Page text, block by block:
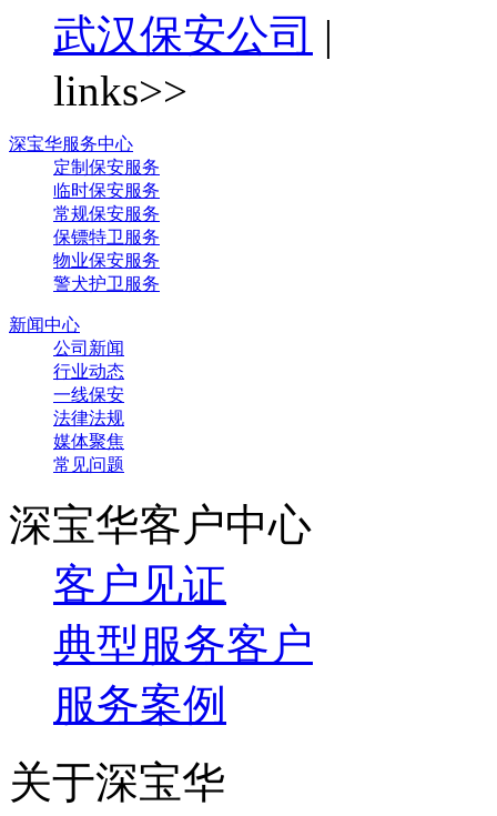
武汉保安公司 |
links>>
深宝华服务中心
定制保安服务
临时保安服务
常规保安服务
保镖特卫服务
物业保安服务
警犬护卫服务
新闻中心
公司新闻
行业动态
一线保安
法律法规
媒体聚焦
常见问题
深宝华客户中心
客户见证
典型服务客户
服务案例
关于深宝华